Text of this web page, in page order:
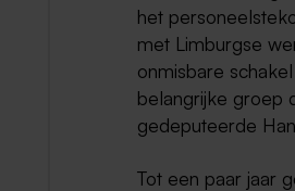
het
met Limburgse
onmisbare
belangrijke groep
gedeputeerde
Tot een paar jaar